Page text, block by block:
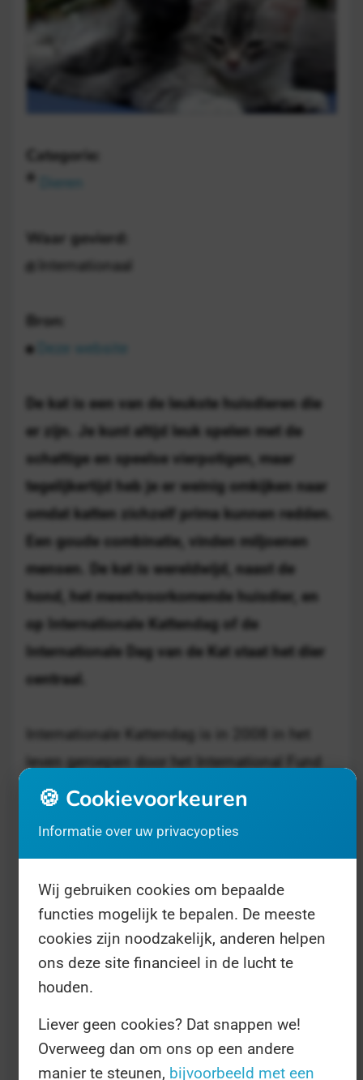
Categorie:
Waar gevierd:
Internationaal
Bron:
De kat is een van de leukste huisdieren die
er zijn. Je kunt altijd leuk spelen met de
schattige en speelse vierpotigen, maar
tegelijkertijd heb je er weinig omkijken naar
omdat katten zichzelf prima kunnen redden.
Een goude combinatie, vinden miljoenen
mensen. De kat is wereldwijd, naast de
hond, het meestvoorkomende huisdier, en
op Internationale Kattendag of de
Internationale Dag van de Kat staat het dier
centraal.
Internationale Kattendag is in 2008 in het
leven geroepen door het International Fund
for Animal Welfare en de Dag wordt sinds
International Cat Care. Ook
jaarlijks op 8 augustus.
Wat u die Dag te doen staat, lijkt ons
duidelijk. Verwen uw poezenbeest, geef hem
bedank de katten in uw leven. Ook al
begrijpen ze dat toch niet of boeit het ze niet
🍪 Cookievoorkeuren
Informatie over uw privacyopties
Wij gebruiken cookies om bepaalde
functies mogelijk te bepalen. De meeste
cookies zijn noodzakelijk, anderen helpen
ons deze site financieel in de lucht te
houden.
Liever geen cookies? Dat snappen we!
Overweeg dan om ons op een andere
manier te steunen, bijvoorbeeld met een